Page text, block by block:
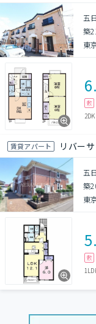
五
築
東
敷
2DK
賃貸アパート リバー
五
築
東
敷